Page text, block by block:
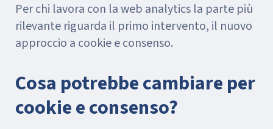
Per chi lavora con la web analytics la parte più
rilevante riguarda il primo intervento, il nuovo
approccio a cookie e consenso.
Cosa potrebbe cambiare per
cookie e consenso?